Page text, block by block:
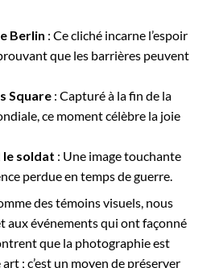
Berlin : Ce cliché incarne l’espoir
que les barrières peuvent
Square : Capturé à la fin de la
ce moment célèbre la joie
le soldat : Une image touchante
perdue en temps de guerre.
des témoins visuels, nous
aux événements qui ont façonné
que la photographie est
; c’est un moyen de préserver